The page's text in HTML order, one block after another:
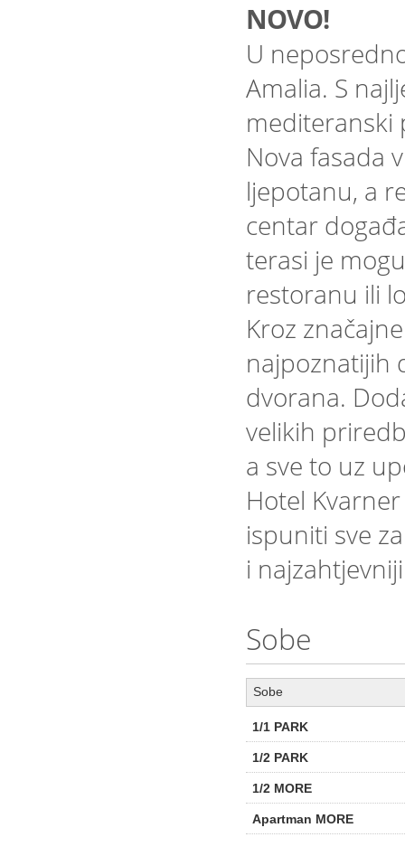
NOVO!
U
Amalia. S
mediteranski
Nova fasada
ljepotanu, a
centar
terasi je
restoranu ili
Kroz
najpoznatijih
dvorana.
velikih
a sve to uz
Hotel
ispuniti sve
i
Sobe
Sobe
1/1 PARK
1/2 PARK
1/2 MORE
Apartman MORE